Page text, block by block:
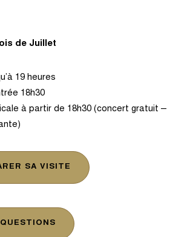
de Juillet
19 heures
18h30
à partir de 18h30 (concert gratuit –
SA VISITE